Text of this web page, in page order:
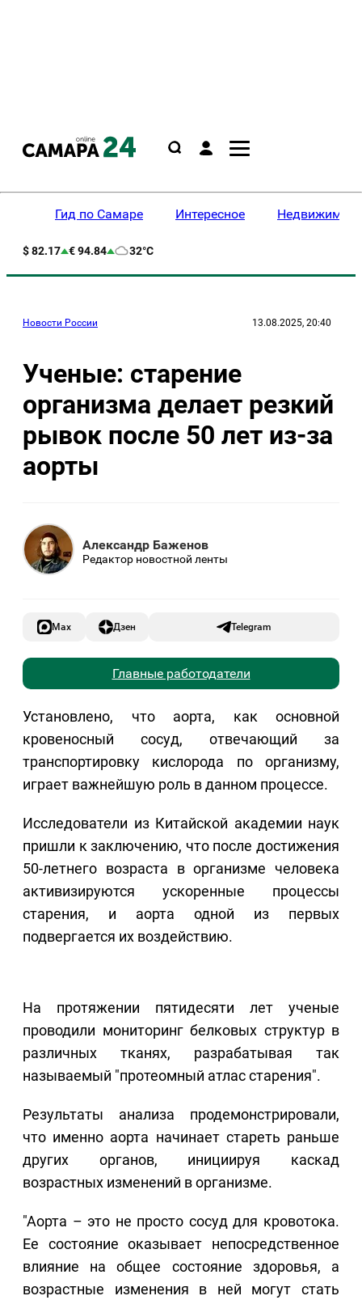
Гид по Самаре Интересное
$ 82.17 € 94.84 32°C
Новости России 13.08.2025, 20:40
Ученые: старение
организма делает резкий
рывок после 50 лет из-за
аорты
Александр Баженов
Редактор новостной ленты
Max Дзен Telegram
Главные работодатели
Установлено, что аорта, как основной
кровеносный сосуд, отвечающий за
транспортировку кислорода по организму,
играет важнейшую роль в данном процессе.
Исследователи из Китайской академии наук
пришли к заключению, что после достижения
50-летнего возраста в организме человека
активизируются ускоренные процессы
старения, и аорта одной из первых
подвергается их воздействию.
На протяжении пятидесяти лет ученые
проводили мониторинг белковых структур в
различных тканях, разрабатывая так
называемый "протеомный атлас старения".
Результаты анализа продемонстрировали,
что именно аорта начинает стареть раньше
других органов, инициируя каскад
возрастных изменений в организме.
"Аорта – это не просто сосуд для кровотока.
Ее состояние оказывает непосредственное
влияние на общее состояние здоровья, а
возрастные изменения в ней могут стать